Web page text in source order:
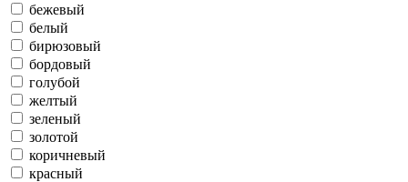
бежевый
белый
бирюзовый
бордовый
голубой
желтый
зеленый
золотой
коричневый
красный